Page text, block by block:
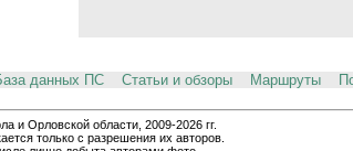
данных ПС Статьи и обзоры Маршруты
Орловской области, 2009-2026 гг.
только с разрешения их авторов.